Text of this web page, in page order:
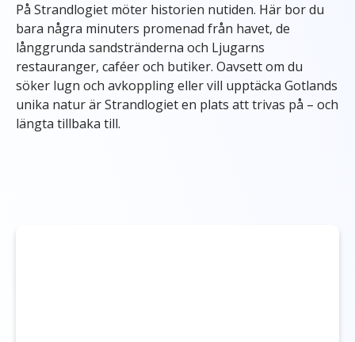
På Strandlogiet möter historien nutiden. Här bor du
bara några minuters promenad från havet, de
långgrunda sandstränderna och Ljugarns
restauranger, caféer och butiker. Oavsett om du
söker lugn och avkoppling eller vill upptäcka Gotlands
unika natur är Strandlogiet en plats att trivas på – och
längta tillbaka till.